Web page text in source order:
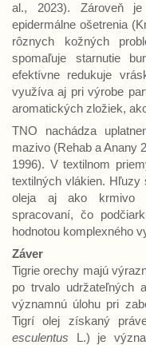
al., 2023). Zároveň
epidermálne ošetrenia
rôznych kožných
spomaľuje starnutie
efektívne redukuje
využíva aj pri výrobe
aromatických zložiek,
TNO nachádza
mazivo (Rehab a Anany
1996). V textilnom
textilných vlákien.
oleja aj ako krmivo
spracovaní, čo
hodnotou komplexného
Záver
Tigrie orechy majú
po trvalo udržateľných
významnú úlohu pri
Tigrí olej získaný
esculentus L.) je